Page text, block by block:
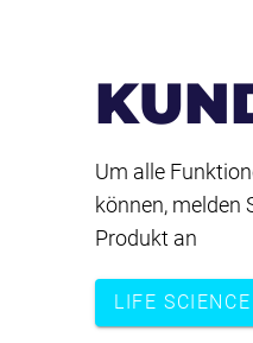
Um alle
können, melden
Produkt an
LIFE